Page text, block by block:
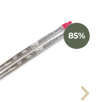
85%